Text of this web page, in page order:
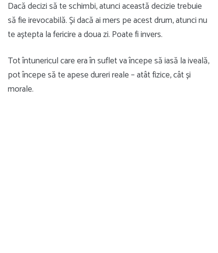
Dacă decizi să te schimbi, atunci această decizie trebuie
să fie irevocabilă. Și dacă ai mers pe acest drum, atunci nu
te aștepta la fericire a doua zi. Poate fi invers.
Tot întunericul care era în suflet va începe să iasă la iveală,
pot începe să te apese dureri reale – atât fizice, cât și
morale.